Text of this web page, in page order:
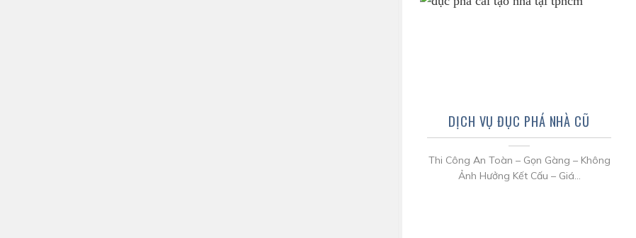
DỊCH VỤ ĐỤC PHÁ NHÀ CŨ
Thi Công An Toàn – Gọn Gàng – Không
Ảnh Hưởng Kết Cấu – Giá...